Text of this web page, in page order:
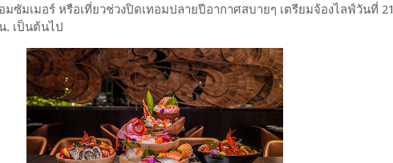
มซัมเมอร์ หรือเที่ยวช่วงปิดเทอมปลายปีอากาศสบายๆ เตรียมจ้องไลฟ์วันที่ 21
. เป็นต้นไป